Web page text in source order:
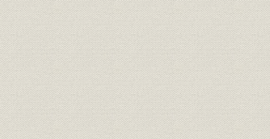
教育・研修;福利厚生
ひとは企業の顔であり頭脳であ
る―能力の開発と良好な人間関
係の確立